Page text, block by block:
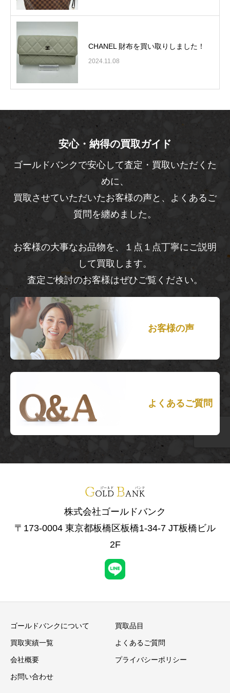
CHANEL 財布を買い取りしました！
2024.11.08
安心・納得の買取ガイド
ゴールドバンクで安心して査定・買取いただくた
めに、
買取させていただいたお客様の声と、よくあるご
質問を纏めました。
お客様の大事なお品物を、１点１点丁寧にご説明
して買取します。
査定ご検討のお客様はぜひご覧ください。
お客様の声
よくあるご質問
株式会社ゴールドバンク
〒173-0004 東京都板橋区板橋1-34-7 JT板橋ビル
2F
ゴールドバンクについて 買取品目
買取実績一覧 よくあるご質問
会社概要 プライバシーポリシー
お問い合わせ